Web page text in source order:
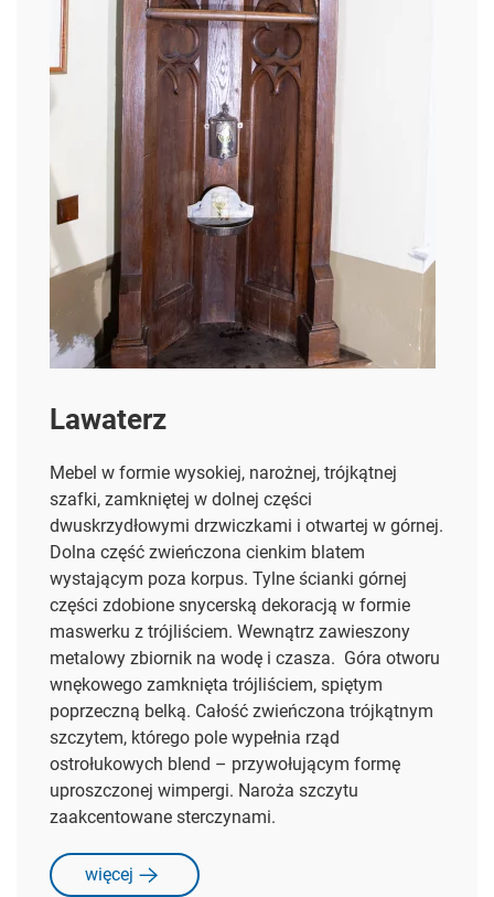
Lawaterz
Mebel w formie wysokiej, narożnej, trójkątnej
szafki, zamkniętej w dolnej części
dwuskrzydłowymi drzwiczkami i otwartej w górnej.
Dolna część zwieńczona cienkim blatem
wystającym poza korpus. Tylne ścianki górnej
części zdobione snycerską dekoracją w formie
maswerku z trójliściem. Wewnątrz zawieszony
metalowy zbiornik na wodę i czasza. Góra otworu
wnękowego zamknięta trójliściem, spiętym
poprzeczną belką. Całość zwieńczona trójkątnym
szczytem, którego pole wypełnia rząd
ostrołukowych blend – przywołującym formę
uproszczonej wimpergi. Naroża szczytu
zaakcentowane sterczynami.
więcej